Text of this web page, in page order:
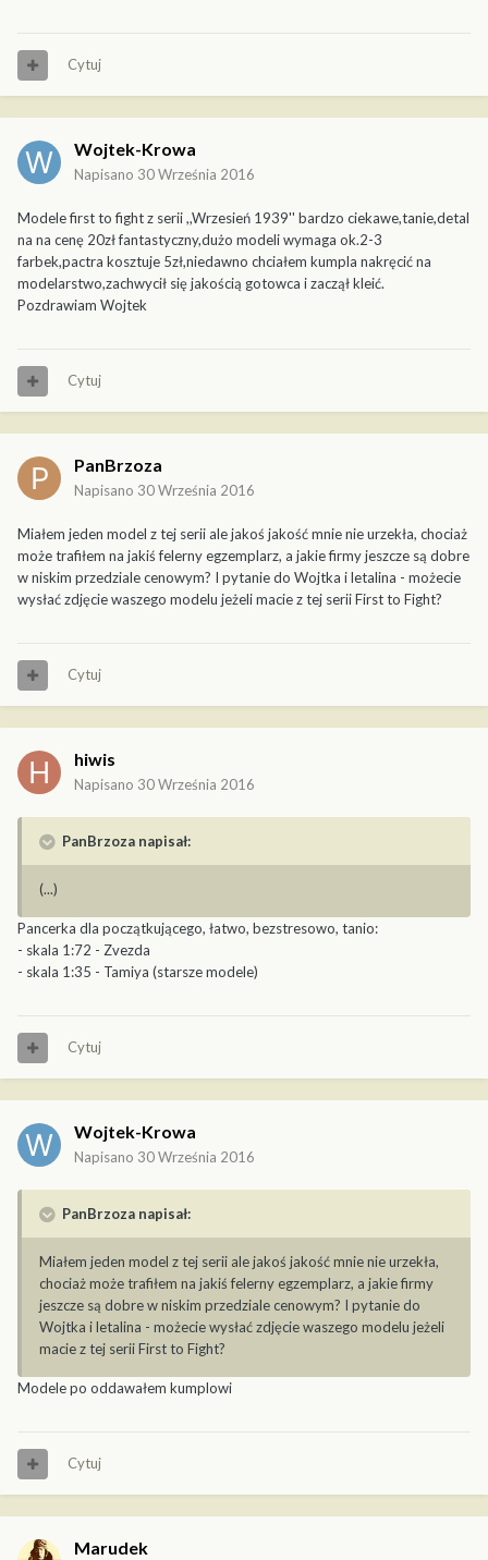
Cytuj
Wojtek-Krowa
Napisano 30 Września 2016
Modele first to fight z serii ,,Wrzesień 1939'' bardzo ciekawe,tanie,detal
na na cenę 20zł fantastyczny,dużo modeli wymaga ok.2-3
farbek,pactra kosztuje 5zł,niedawno chciałem kumpla nakręcić na
modelarstwo,zachwycił się jakością gotowca i zaczął kleić.
Pozdrawiam Wojtek
Cytuj
PanBrzoza
Napisano 30 Września 2016
Miałem jeden model z tej serii ale jakoś jakość mnie nie urzekła, chociaż
może trafiłem na jakiś felerny egzemplarz, a jakie firmy jeszcze są dobre
w niskim przedziale cenowym? I pytanie do Wojtka i letalina - możecie
wysłać zdjęcie waszego modelu jeżeli macie z tej serii First to Fight?
Cytuj
hiwis
Napisano 30 Września 2016
PanBrzoza napisał:
(...)
Pancerka dla początkującego, łatwo, bezstresowo, tanio:
- skala 1:72 - Zvezda
- skala 1:35 - Tamiya (starsze modele)
Cytuj
Wojtek-Krowa
Napisano 30 Września 2016
PanBrzoza napisał:
Miałem jeden model z tej serii ale jakoś jakość mnie nie urzekła,
chociaż może trafiłem na jakiś felerny egzemplarz, a jakie firmy
jeszcze są dobre w niskim przedziale cenowym? I pytanie do
Wojtka i letalina - możecie wysłać zdjęcie waszego modelu jeżeli
macie z tej serii First to Fight?
Modele po oddawałem kumplowi
Cytuj
Marudek